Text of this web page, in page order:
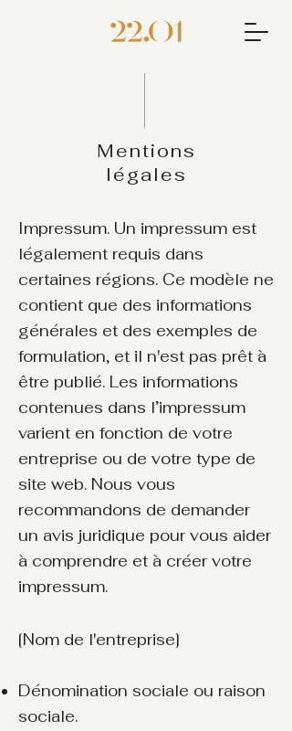
Mentions
légales
Impressum. Un impressum est
légalement requis dans
certaines régions. Ce modèle ne
contient que des informations
générales et des exemples de
formulation, et il n'est pas prêt à
être publié. Les informations
contenues dans l’impressum
varient en fonction de votre
entreprise ou de votre type de
site web. Nous vous
recommandons de demander
un avis juridique pour vous aider
à comprendre et à créer votre
impressum.
[Nom de l'entreprise]
Dénomination sociale ou raison
sociale.